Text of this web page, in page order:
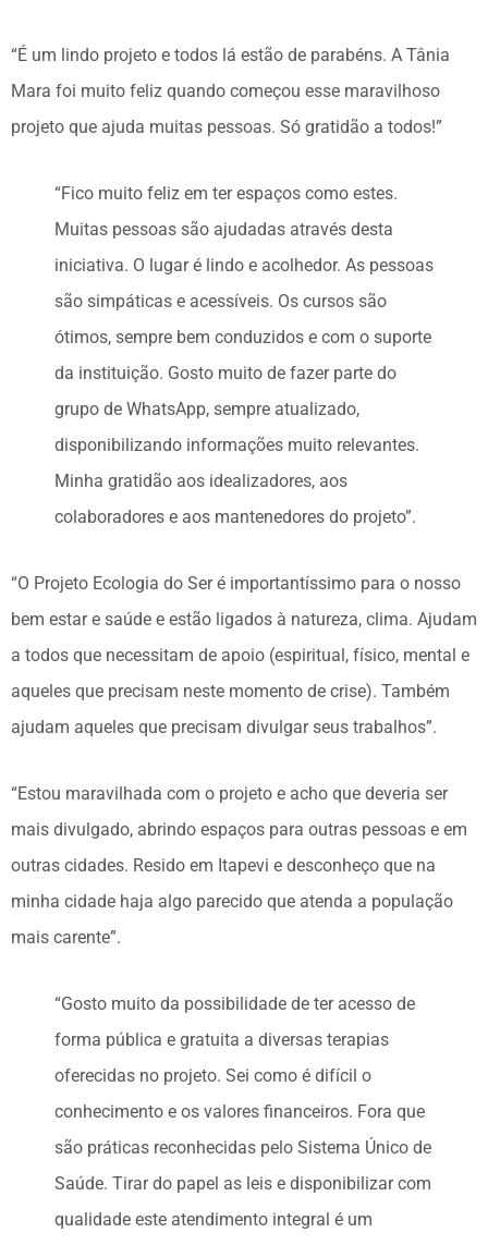
“É um lindo projeto e todos lá estão de parabéns. A Tânia
Mara foi muito feliz quando começou esse maravilhoso
projeto que ajuda muitas pessoas. Só gratidão a todos!”
“Fico muito feliz em ter espaços como estes.
Muitas pessoas são ajudadas através desta
iniciativa. O lugar é lindo e acolhedor. As pessoas
são simpáticas e acessíveis. Os cursos são
ótimos, sempre bem conduzidos e com o suporte
da instituição. Gosto muito de fazer parte do
grupo de WhatsApp, sempre atualizado,
disponibilizando informações muito relevantes.
Minha gratidão aos idealizadores, aos
colaboradores e aos mantenedores do projeto”.
“O Projeto Ecologia do Ser é importantíssimo para o nosso
bem estar e saúde e estão ligados à natureza, clima. Ajudam
a todos que necessitam de apoio (espiritual, físico, mental e
aqueles que precisam neste momento de crise). Também
ajudam aqueles que precisam divulgar seus trabalhos”.
“Estou maravilhada com o projeto e acho que deveria ser
mais divulgado, abrindo espaços para outras pessoas e em
outras cidades. Resido em Itapevi e desconheço que na
minha cidade haja algo parecido que atenda a população
mais carente”.
“Gosto muito da possibilidade de ter acesso de
forma pública e gratuita a diversas terapias
oferecidas no projeto. Sei como é difícil o
conhecimento e os valores financeiros. Fora que
são práticas reconhecidas pelo Sistema Único de
Saúde. Tirar do papel as leis e disponibilizar com
qualidade este atendimento integral é um